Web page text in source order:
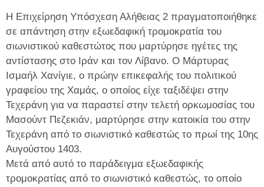
Η Επιχείρηση Υπόσχεση Αλήθειας 2 πραγματοποιήθηκε
σε απάντηση στην εξωεδαφική τρομοκρατία του
σιωνιστικού καθεστώτος που μαρτύρησε ηγέτες της
αντίστασης στο Ιράν και τον Λίβανο. Ο Μάρτυρας
Ισμαήλ Χανίγιε, ο πρώην επικεφαλής του πολιτικού
γραφείου της Χαμάς, ο οποίος είχε ταξιδέψει στην
Τεχεράνη για να παραστεί στην τελετή ορκωμοσίας του
Μασούντ Πεζεκιάν, μαρτύρησε στην κατοικία του στην
Τεχεράνη από το σιωνιστικό καθεστώς το πρωί της 10ης
Αυγούστου 1403.
Μετά από αυτό το παράδειγμα εξωεδαφικής
τρομοκρατίας από το σιωνιστικό καθεστώς, το οποίο